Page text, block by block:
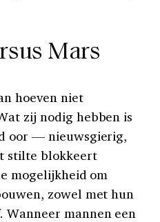
Mars
hoeven niet
zij nodig hebben is
oor — nieuwsgierig,
stilte blokkeert
mogelijkheid om
zowel met hun
mannen een